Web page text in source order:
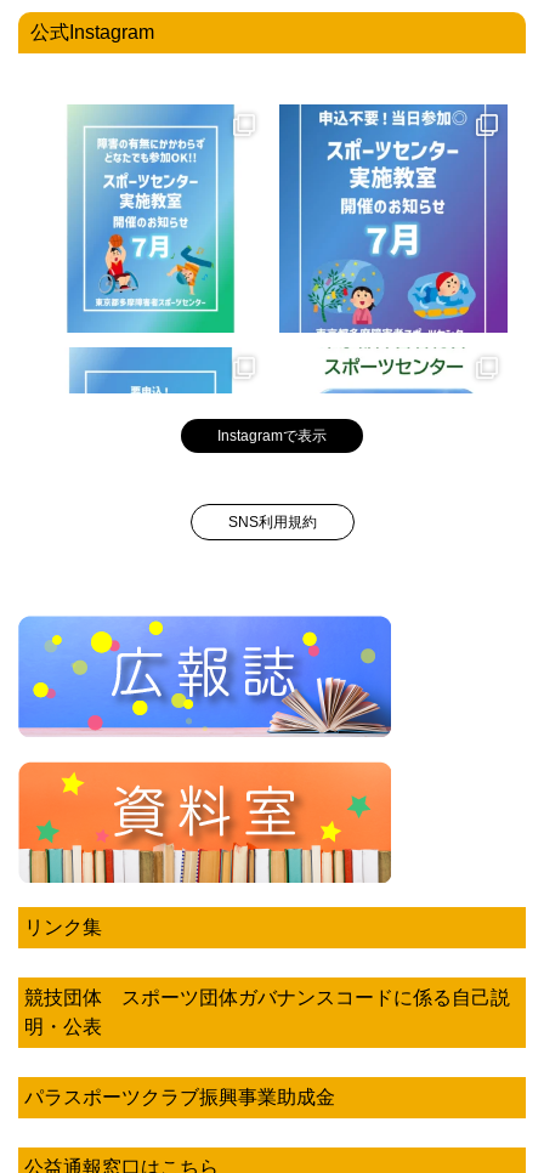
公式Instagram
Instagramで表示
SNS利用規約
リンク集
競技団体 スポーツ団体ガバナンスコードに係る自己説
明・公表
パラスポーツクラブ振興事業助成金
公益通報窓口はこちら